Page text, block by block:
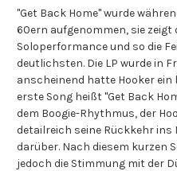
"Get Back Home" wurde
60ern aufgenommen, sie zeigt
Soloperformance und so die
deutlichsten. Die LP wurde in
anscheinend hatte Hooker ein
erste Song heißt "Get Back
dem Boogie-Rhythmus, der
detailreich seine Rückkehr ins
darüber. Nach diesem kurzen
jedoch die Stimmung mit der